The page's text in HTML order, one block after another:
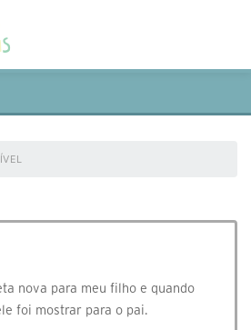
nova para meu filho e quando
foi mostrar para o pai.